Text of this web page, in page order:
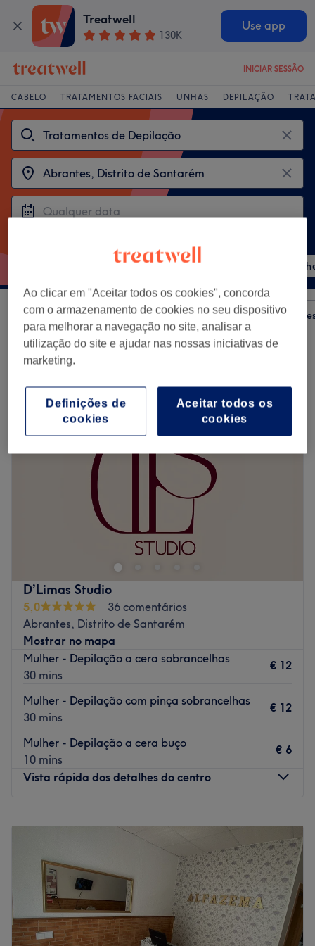
Treatwell
130K
Use app
INICIAR SESSÃO
CABELO TRATAMENTOS FACIAIS UNHAS DEPILAÇÃO
Depilação cera virilha
Depilação Cera Pernas
Ordenar por Qualquer preço Salões Ofertas
2 centros que oferecem:
tratamentos de depilação em Abrantes, Distrito de Santarém
D’Limas Studio
5,0
36 comentários
Abrantes, Distrito de Santarém
Mostrar no mapa
Mulher - Depilação a cera sobrancelhas
30 mins
€ 12
Mulher - Depilação com pinça sobrancelhas
30 mins
€ 12
Mulher - Depilação a cera buço
10 mins
€ 6
Vista rápida dos detalhes do centro
09:00
09:00–20:00
Quinta-feira
09:00–20:00
Sexta-feira
09:00– 20:00
Sábado
09:00–20:00
Domingo
Fechado
Ao clicar em "Aceitar todos os cookies", concorda
com o armazenamento de cookies no seu dispositivo
para melhorar a navegação no site, analisar a
utilização do site e ajudar nas nossas iniciativas de
marketing.
Aceitar todos os
cookies
Definições de
cookies